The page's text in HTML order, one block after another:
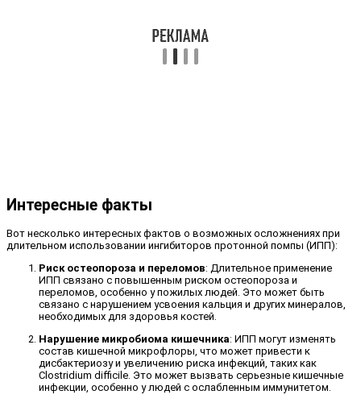
Интересные факты
Вот несколько интересных фактов о возможных осложнениях при
длительном использовании ингибиторов протонной помпы (ИПП):
Риск остеопороза и переломов: Длительное применение
ИПП связано с повышенным риском остеопороза и
переломов, особенно у пожилых людей. Это может быть
связано с нарушением усвоения кальция и других минералов,
необходимых для здоровья костей.
Нарушение микробиома кишечника: ИПП могут изменять
состав кишечной микрофлоры, что может привести к
дисбактериозу и увеличению риска инфекций, таких как
Clostridium difficile. Это может вызвать серьезные кишечные
инфекции, особенно у людей с ослабленным иммунитетом.